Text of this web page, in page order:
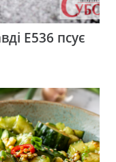
Е536 псує